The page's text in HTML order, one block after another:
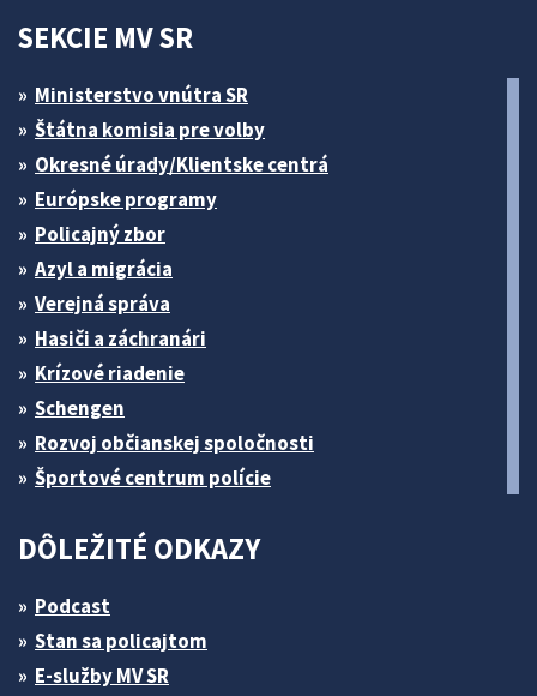
SEKCIE MV SR
Ministerstvo vnútra SR
Štátna komisia pre volby
Okresné úrady/Klientske centrá
Európske programy
Policajný zbor
Azyl a migrácia
Verejná správa
Hasiči a záchranári
Krízové riadenie
Schengen
Rozvoj občianskej spoločnosti
Športové centrum polície
DÔLEŽITÉ ODKAZY
Podcast
Stan sa policajtom
E-služby MV SR